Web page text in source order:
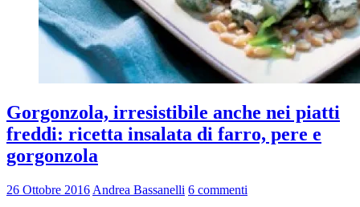
Gorgonzola, irresistibile anche nei piatti
freddi: ricetta insalata di farro, pere e
gorgonzola
26 Ottobre 2016 Andrea Bassanelli 6 commenti